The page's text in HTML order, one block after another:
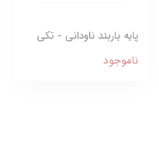
پایه باربند ناودانی - تکی
ناموجود